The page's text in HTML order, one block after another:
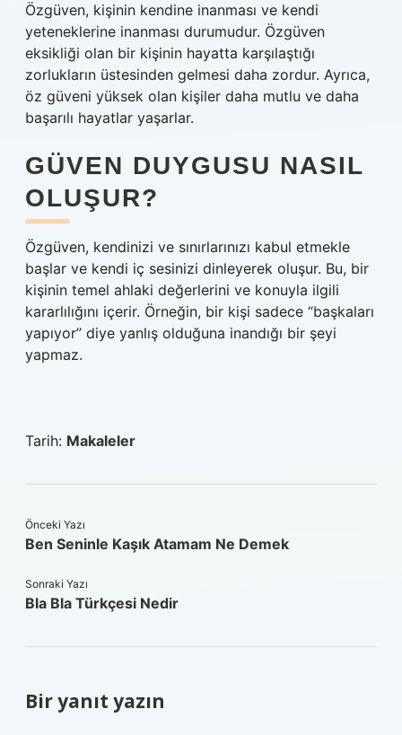
Özgüven, kişinin kendine inanması ve kendi
yeteneklerine inanması durumudur. Özgüven
eksikliği olan bir kişinin hayatta karşılaştığı
zorlukların üstesinden gelmesi daha zordur. Ayrıca,
öz güveni yüksek olan kişiler daha mutlu ve daha
başarılı hayatlar yaşarlar.
GÜVEN DUYGUSU NASIL
OLUŞUR?
Özgüven, kendinizi ve sınırlarınızı kabul etmekle
başlar ve kendi iç sesinizi dinleyerek oluşur. Bu, bir
kişinin temel ahlaki değerlerini ve konuyla ilgili
kararlılığını içerir. Örneğin, bir kişi sadece “başkaları
yapıyor” diye yanlış olduğuna inandığı bir şeyi
yapmaz.
Tarih: Makaleler
Önceki Yazı
Ben Seninle Kaşık Atamam Ne Demek
Sonraki Yazı
Bla Bla Türkçesi Nedir
Bir yanıt yazın